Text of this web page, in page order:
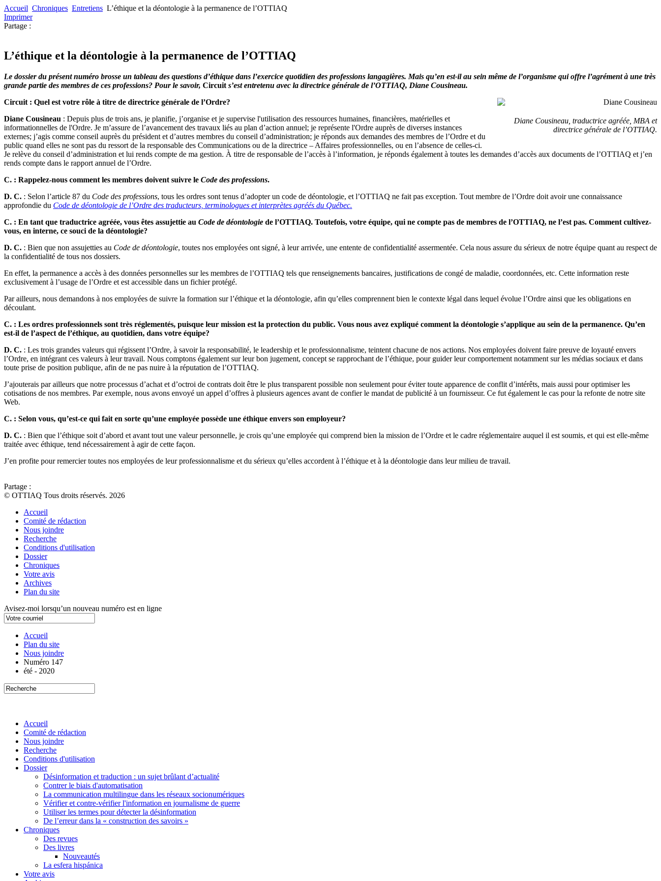
Accueil Chroniques Entretiens L’éthique et la déontologie à la permanence de l’OTTIAQ
Imprimer
Partage :
L’éthique et la déontologie à la permanence de l’OTTIAQ
Le dossier du présent numéro brosse un tableau des questions d’éthique dans l’exercice quotidien des professions langagières. Mais qu’en est-il au sein même de l’organisme qui offre l’agrément à une très
grande partie des membres de ces professions? Pour le savoir, Circuit s’est entretenu avec la directrice générale de l’OTTIAQ, Diane Cousineau.
Diane Cousineau, traductrice agréée, MBA et
directrice générale de l’OTTIAQ.
Circuit : Quel est votre rôle à titre de directrice générale de l’Ordre?
Diane Cousineau : Depuis plus de trois ans, je planifie, j’organise et je supervise l'utilisation des ressources humaines, financières, matérielles et
informationnelles de l'Ordre. Je m’assure de l’avancement des travaux liés au plan d’action annuel; je représente l'Ordre auprès de diverses instances
externes; j’agis comme conseil auprès du président et d’autres membres du conseil d’administration; je réponds aux demandes des membres de l’Ordre et du
public quand elles ne sont pas du ressort de la responsable des Communications ou de la directrice – Affaires professionnelles, ou en l’absence de celles-ci.
Je relève du conseil d’administration et lui rends compte de ma gestion. À titre de responsable de l’accès à l’information, je réponds également à toutes les demandes d’accès aux documents de l’OTTIAQ et j’en
rends compte dans le rapport annuel de l’Ordre.
C. : Rappelez-nous comment les membres doivent suivre le Code des professions.
D. C. : Selon l’article 87 du Code des professions, tous les ordres sont tenus d’adopter un code de déontologie, et l’OTTIAQ ne fait pas exception. Tout membre de l’Ordre doit avoir une connaissance
approfondie du Code de déontologie de l’Ordre des traducteurs, terminologues et interprètes agréés du Québec.
C. : En tant que traductrice agréée, vous êtes assujettie au Code de déontologie de l’OTTIAQ. Toutefois, votre équipe, qui ne compte pas de membres de l’OTTIAQ, ne l’est pas. Comment cultivez-
vous, en interne, ce souci de la déontologie?
D. C. : Bien que non assujetties au Code de déontologie, toutes nos employées ont signé, à leur arrivée, une entente de confidentialité assermentée. Cela nous assure du sérieux de notre équipe quant au respect de
la confidentialité de tous nos dossiers.
En effet, la permanence a accès à des données personnelles sur les membres de l’OTTIAQ tels que renseignements bancaires, justifications de congé de maladie, coordonnées, etc. Cette information reste
exclusivement à l’usage de l’Ordre et est accessible dans un fichier protégé.
Par ailleurs, nous demandons à nos employées de suivre la formation sur l’éthique et la déontologie, afin qu’elles comprennent bien le contexte légal dans lequel évolue l’Ordre ainsi que les obligations en
découlant.
C. : Les ordres professionnels sont très réglementés, puisque leur mission est la protection du public. Vous nous avez expliqué comment la déontologie s’applique au sein de la permanence. Qu’en
est-il de l’aspect de l’éthique, au quotidien, dans votre équipe?
D. C. : Les trois grandes valeurs qui régissent l’Ordre, à savoir la responsabilité, le leadership et le professionnalisme, teintent chacune de nos actions. Nos employées doivent faire preuve de loyauté envers
l’Ordre, en intégrant ces valeurs à leur travail. Nous comptons également sur leur bon jugement, concept se rapprochant de l’éthique, pour guider leur comportement notamment sur les médias sociaux et dans
toute prise de position publique, afin de ne pas nuire à la réputation de l’OTTIAQ.
J’ajouterais par ailleurs que notre processus d’achat et d’octroi de contrats doit être le plus transparent possible non seulement pour éviter toute apparence de conflit d’intérêts, mais aussi pour optimiser les
cotisations de nos membres. Par exemple, nous avons envoyé un appel d’offres à plusieurs agences avant de confier le mandat de publicité à un fournisseur. Ce fut également le cas pour la refonte de notre site
Web.
C. : Selon vous, qu’est-ce qui fait en sorte qu’une employée possède une éthique envers son employeur?
D. C. : Bien que l’éthique soit d’abord et avant tout une valeur personnelle, je crois qu’une employée qui comprend bien la mission de l’Ordre et le cadre réglementaire auquel il est soumis, et qui est elle-même
traitée avec éthique, tend nécessairement à agir de cette façon.
J’en profite pour remercier toutes nos employées de leur professionnalisme et du sérieux qu’elles accordent à l’éthique et à la déontologie dans leur milieu de travail.
Partage :
© OTTIAQ Tous droits réservés. 2026
Accueil
Comité de rédaction
Nous joindre
Recherche
Conditions d'utilisation
Dossier
Chroniques
Votre avis
Archives
Plan du site
Avisez-moi lorsqu’un nouveau numéro est en ligne
Accueil
Plan du site
Nous joindre
Numéro 147
été - 2020
Accueil
Comité de rédaction
Nous joindre
Recherche
Conditions d'utilisation
Dossier
Désinformation et traduction : un sujet brûlant d’actualité
Contrer le biais d'automatisation
La communication multilingue dans les réseaux socionumériques
Vérifier et contre-vérifier l'information en journalisme de guerre
Utiliser les termes pour détecter la désinformation
De l’erreur dans la « construction des savoirs »
Chroniques
Des revues
Des livres
Nouveautés
La esfera hispánica
Votre avis